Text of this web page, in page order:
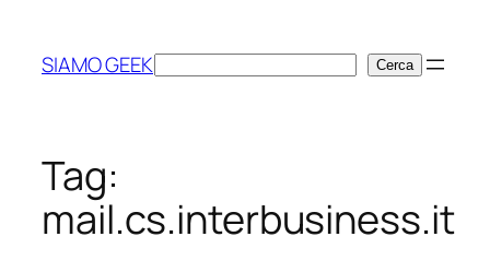
contenuto
SIAMO GEEKCerca Cerca
Tag:
mail.cs.interbusiness.it